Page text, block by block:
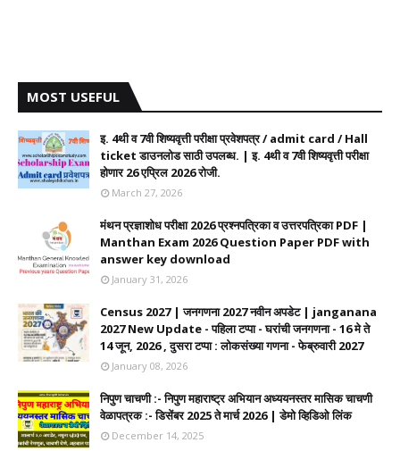
MOST USEFUL
इ. 4थी व 7वी शिष्यवृत्ती परीक्षा प्रवेशपत्र / admit card / Hall
ticket डाउनलोड साठी उपलब्ध. | इ. 4थी व 7वी शिष्यवृत्ती परीक्षा
होणार 26 एप्रिल 2026 रोजी.
March 27, 2026
मंथन प्रज्ञाशोध परीक्षा 2026 प्रश्नपत्रिका व उत्तरपत्रिका PDF |
Manthan Exam 2026 Question Paper PDF with
answer key download
January 31, 2026
Census 2027 | जनगणना 2027 नवीन अपडेट | janganana
2027 New Update - पहिला टप्पा - घरांची जनगणना - 16 मे ते
14 जून, 2026 , दुसरा टप्पा : लोकसंख्या गणना - फेब्रुवारी 2027
January 08, 2026
निपुण चाचणी :- निपुण महाराष्ट्र अभियान अध्ययनस्तर मासिक चाचणी
वेळापत्रक :- डिसेंबर 2025 ते मार्च 2026 | डेमो व्हिडिओ लिंक
December 14, 2025